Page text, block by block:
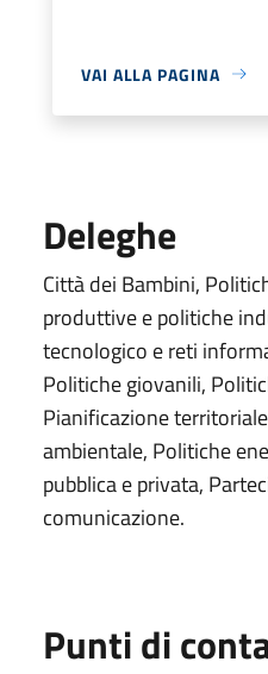
VAI ALLA PAGINA
Deleghe
Città dei Bambini,
produttive e politiche
tecnologico e reti
Politiche giovanili,
Pianificazione
ambientale, Politiche
pubblica e privata,
comunicazione.
Punti di